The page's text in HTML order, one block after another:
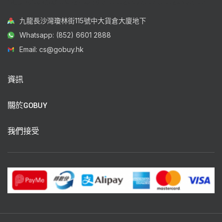
九龍長沙灣瓊林街115號中大貨倉大廈地下
Whatsapp: (852) 6601 2888
Email: cs@gobuy.hk
資訊
關於GOBUY
我們接受